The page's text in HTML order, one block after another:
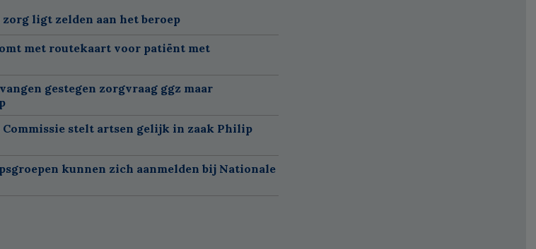
ligt zelden aan het beroep
met routekaart voor patiënt met
gestegen zorgvraag ggz maar
Commissie stelt artsen gelijk in zaak Philip
kunnen zich aanmelden bij Nationale